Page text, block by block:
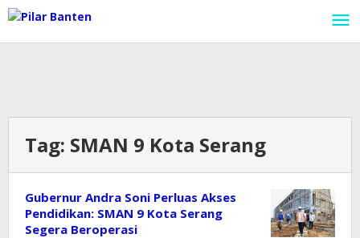
Lewati
ke
konten
Tag: SMAN 9 Kota Serang
Gubernur Andra Soni Perluas Akses
Pendidikan: SMAN 9 Kota Serang
Segera Beroperasi